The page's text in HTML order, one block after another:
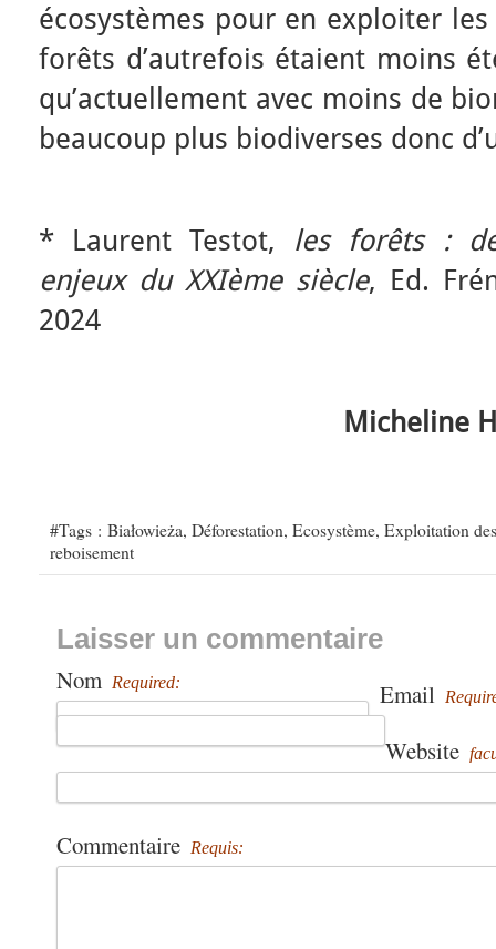
écosystèmes pour en exploiter les
forêts d’autrefois étaient moins
qu’actuellement avec moins de
beaucoup plus biodiverses donc
* Laurent Testot, les forêts :
enjeux du XXIème siècle, Ed.
2024
Micheline
#Tags : Białowieża, Déforestation, Ecosystème, Exploitation
reboisement
Laisser un commentaire
Nom Required: Email
Website
Commentaire Requis: